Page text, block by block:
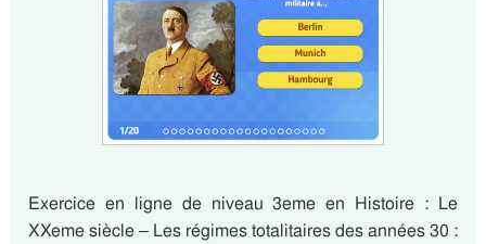
Exercice en ligne de niveau 3eme en Histoire : Le
XXeme siècle – Les régimes totalitaires des années 30 :